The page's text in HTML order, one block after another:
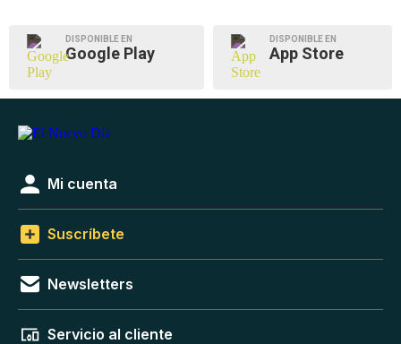
DISPONIBLE EN
Google Play
DISPONIBLE EN
App Store
Mi cuenta
Suscríbete
Newsletters
Servicio al cliente